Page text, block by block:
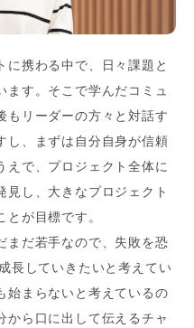
に携わる中で、日々課題と
ます。そこで学んだコミュ
もリーダーの方々と対話す
し、まずは自分自身が信頼
えで、プロジェクト全体に
見し、大きなプロジェクト
が目標です。
まだ若手なので、失敗を恐
長していきたいと考えてい
始まらないと考えているの
から口に出して伝えるチャ